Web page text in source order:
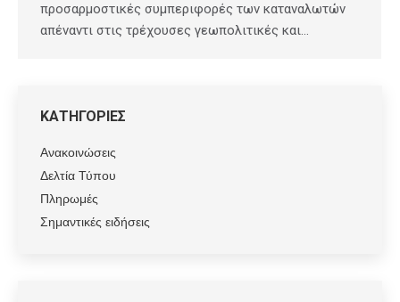
προσαρμοστικές συμπεριφορές των καταναλωτών
απέναντι στις τρέχουσες γεωπολιτικές και…
ΚΑΤΗΓΟΡΙΕΣ
Ανακοινώσεις
Δελτία Τύπου
Πληρωμές
Σημαντικές ειδήσεις